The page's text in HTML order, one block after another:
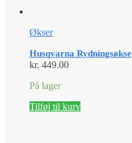
Økser
Husqvarna Rydningsøkse
kr. 449.00
På lager
Tilføj til kurv